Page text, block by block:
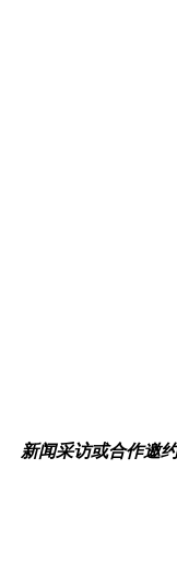
新闻采访或合作邀